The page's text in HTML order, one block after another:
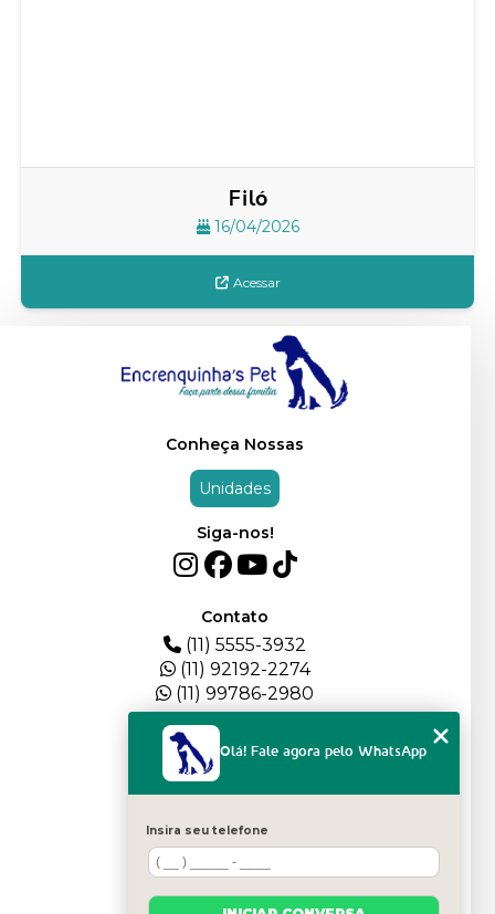
Filó
16/04/2026
Acessar
Conheça Nossas
Unidades
Siga-nos!
Contato
(11) 5555-3932
(11) 92192-2274
(11) 99786-2980
QUEM SOMOS
PLANTEL
BLOG
SERVIÇOS
Olá! Fale agora pelo WhatsApp
Insira seu telefone